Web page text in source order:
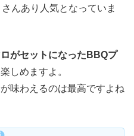
んあり人気となっていま
がセットになったBBQプ
楽しめますよ。
味わえるのは最高ですよね